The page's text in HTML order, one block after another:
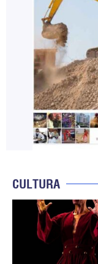
CULTURA